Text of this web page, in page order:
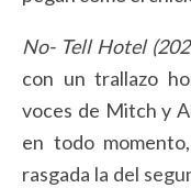
No- Tell Hotel
con un trallazo
voces de Mitch y
en todo
rasgada la del